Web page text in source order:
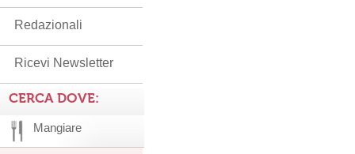
Redazionali
Ricevi Newsletter
CERCA DOVE:
Mangiare